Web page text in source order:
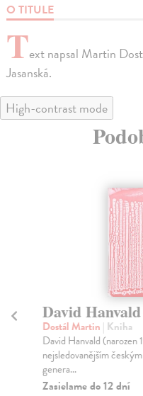
O TITULE
Text napsal Martin
Jasanská.
High-contrast mode
David Hanvald
Dostál Martin | Kniha
David Hanvald
nejsledovanějším
genera...
Zasielame do 12 dní